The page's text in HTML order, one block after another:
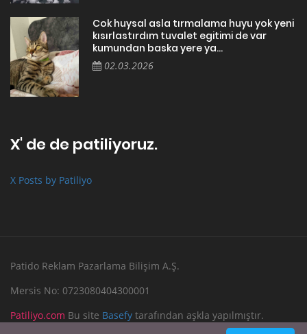
Cok huysal asla tırmalama huyu yok yeni
kısırlastırdım tuvalet egitimi de var
kumundan baska yere ya...
02.03.2026
X' de de patiliyoruz.
X Posts by Patiliyo
Patido Reklam Pazarlama Bilişim A.Ş.
Mersis No: 0723080404300001
Patiliyo.com Bu site Basefy tarafından aşkla yapılmıştır.